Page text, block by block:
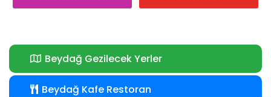
Beydağ Gezilecek Yerler
Beydağ Kafe Restoran